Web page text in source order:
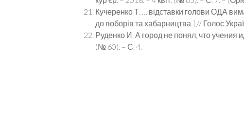
Кучеренко Т. … відставки голови ОДА
до поборів та хабарництва ] // Голос
Руденко И. А город не понял, что учения
(№ 60). – С. 4.